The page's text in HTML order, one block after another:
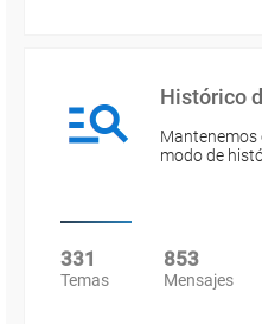
Histórico
Mantenemos
modo de
331
Temas
853
Mensajes